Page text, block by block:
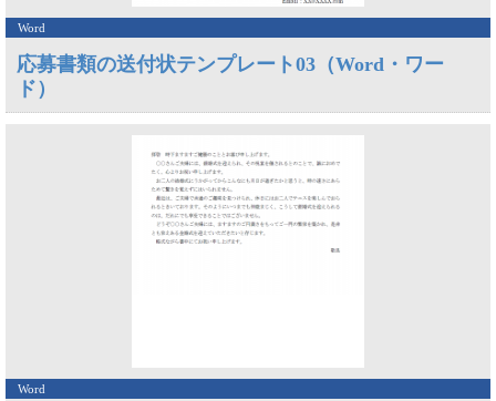
Word
応募書類の送付状テンプレート03（Word・ワー
ド）
Word